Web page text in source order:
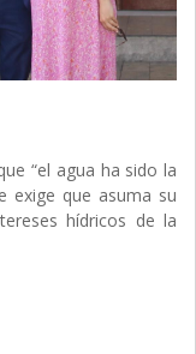
“el agua ha sido la
exige que asuma su
hídricos de la